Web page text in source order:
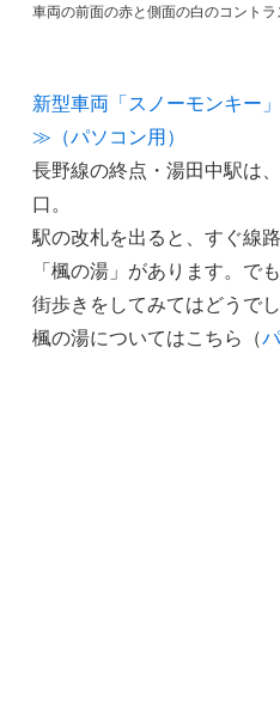
車両の前面の赤と側面の白のコントラ
新型車両「スノーモンキー
≫（パソコン用）
長野線の終点・湯田中駅は
口。
駅の改札を出ると、すぐ線
「楓の湯」があります。で
街歩きをしてみてはどうでし
楓の湯についてはこちら（